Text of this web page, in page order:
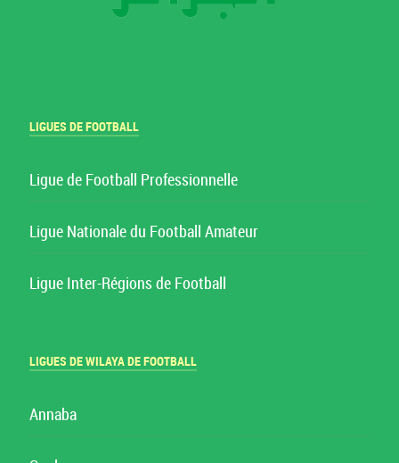
LIGUES DE FOOTBALL
Ligue de Football Professionnelle
Ligue Nationale du Football Amateur
Ligue Inter-Régions de Football
LIGUES DE WILAYA DE FOOTBALL
Annaba